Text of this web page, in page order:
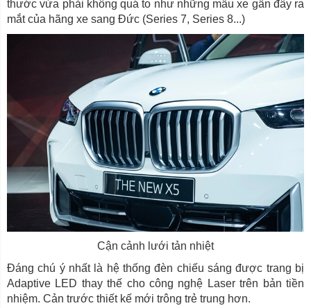
thước vừa phải không quá to như những mẫu xe gần đây ra
mắt của hãng xe sang Đức (Series 7, Series 8...)
Cận cảnh lưới tản nhiệt
Đáng chú ý nhất là hệ thống đèn chiếu sáng được trang bị
Adaptive LED thay thế cho công nghệ Laser trên bản tiền
nhiệm. Cản trước thiết kế mới trông trẻ trung hơn.